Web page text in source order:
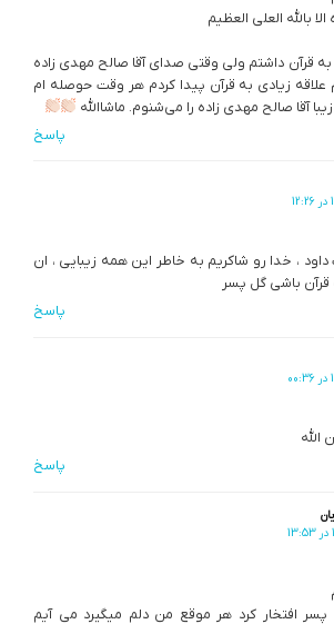
بالله العلی العظیم
به قرآن داشتم ولی وقتی صدای آقا صالح مهدی زاده
زیادی به قرآن پیدا کردم هر وقت حوصله ام
آقا صالح مهدی زاده را می‌شنوم. ماشاالله
پاسخ
، خدا رو شاکریم به خاطر این همه زیبایی ، ان
قرآن باشی گل پسر
پاسخ
پاسخ
پسر افتخار کرد هر موقع من دلم میگیرد می آیم